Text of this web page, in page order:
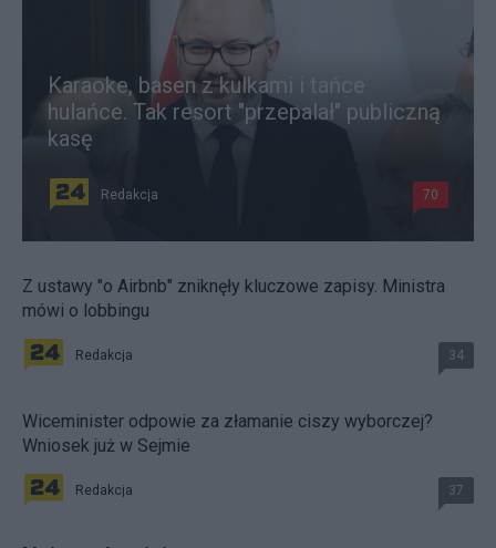
Karaoke, basen z kulkami i tańce
hulańce. Tak resort "przepalał" publiczną
kasę
Redakcja 70
Z ustawy "o Airbnb" zniknęły kluczowe zapisy. Ministra
mówi o lobbingu
Redakcja 34
Wiceminister odpowie za złamanie ciszy wyborczej?
Wniosek już w Sejmie
Redakcja 37